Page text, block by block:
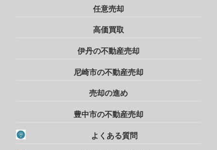
任意売却
高価買取
伊丹の不動産売却
尼崎市の不動産売却
売却の進め
豊中市の不動産売却
よくある質問